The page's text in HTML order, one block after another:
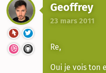
Geoffrey
23 mars 2011
Re,
Oui je vois ton